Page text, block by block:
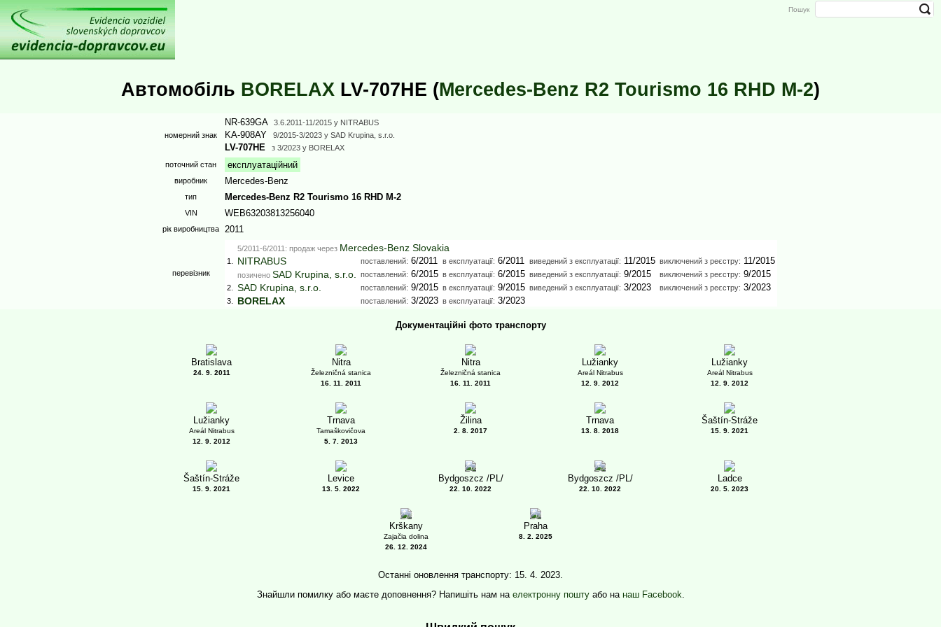
Автомобіль BORELAX LV-707HE (Mercedes-Benz R2 Tourismo 16 RHD M-2)
номерний знак
NR-639GA 3.6.2011-11/2015 у NITRABUS
KA-908AY 9/2015-3/2023 у SAD Krupina, s.r.o.
LV-707HE з 3/2023 у BORELAX
поточний стан
експлуатаційний
виробник Mercedes-Benz
тип Mercedes-Benz R2 Tourismo 16 RHD M-2
VIN WEB63203813256040
рік виробництва 2011
перевізник
5/2011-6/2011: продаж через Mercedes-Benz Slovakia
1. NITRABUS поставлений: 6/2011 в експлуатації: 6/2011 виведений з експлуатації: 11/2015 виключений з реєстру: 11/2015
позичено SAD Krupina, s.r.o. поставлений: 6/2015 в експлуатації: 6/2015 виведений з експлуатації: 9/2015 виключений з реєстру: 9/2015
2. SAD Krupina, s.r.o. поставлений: 9/2015 в експлуатації: 9/2015 виведений з експлуатації: 3/2023 виключений з реєстру: 3/2023
3. BORELAX поставлений: 3/2023 в експлуатації: 3/2023
Документаційні фото транспорту
Bratislava
24. 9. 2011
Nitra
Železničná stanica
16. 11. 2011
Nitra
Železničná stanica
16. 11. 2011
Lužianky
Areál Nitrabus
12. 9. 2012
Lužianky
Areál Nitrabus
12. 9. 2012
Lužianky
Areál Nitrabus
12. 9. 2012
Trnava
Tamaškovičova
5. 7. 2013
Žilina
2. 8. 2017
Trnava
13. 8. 2018
Šaštín-Stráže
15. 9. 2021
Šaštín-Stráže
15. 9. 2021
Levice
13. 5. 2022
1
Bydgoszcz /PL/
22. 10. 2022
1
Bydgoszcz /PL/
22. 10. 2022
Ladce
20. 5. 2023
3
Krškany
Zajačia dolina
26. 12. 2024
1
Praha
8. 2. 2025
Останні оновлення транспорту: 15. 4. 2023.
Знайшли помилку або маєте доповнення? Напишіть нам на електронну поштуабо на наш Facebook.
Пошук